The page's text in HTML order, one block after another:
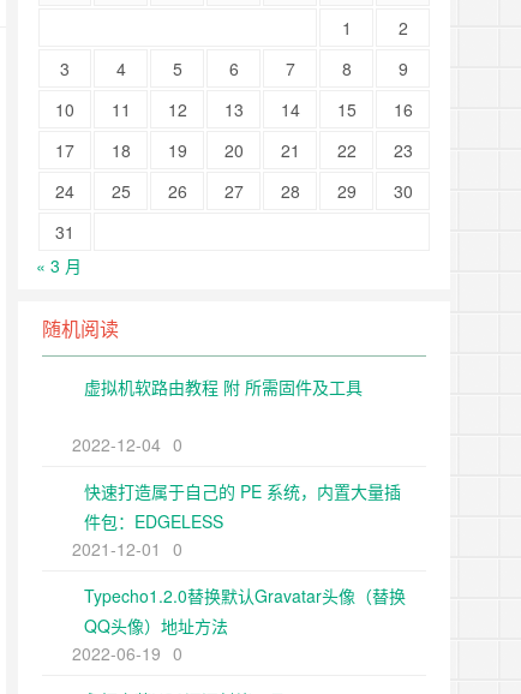
1
2
3
4 5 6 7 8
9
10
11 12 13 14 15
16
17
18 19 20 21 22
23
24
25 26 27 28 29
30
31
« 3 月
随机阅读
虚拟机软路由教程 附 所需固件及工具
2022-12-04 0
快速打造属于自己的 PE 系统，内置大量插
件包：EDGELESS
2021-12-01
0
Typecho1.2.0替换默认Gravatar头像（替换
QQ头像）地址方法
2022-06-19 0